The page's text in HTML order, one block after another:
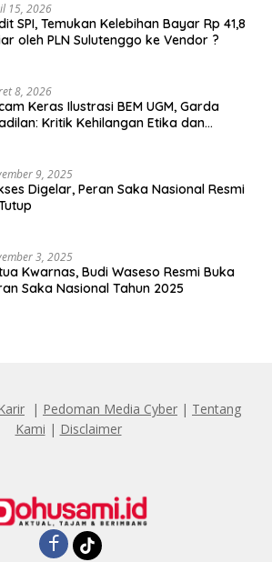
15, 2026
SPI, Temukan Kelebihan Bayar Rp 41,8
oleh PLN Sulutenggo ke Vendor ?
8, 2026
Keras Ilustrasi BEM UGM, Garda
Kritik Kehilangan Etika dan
9, 2025
Digelar, Peran Saka Nasional Resmi
3, 2025
Kwarnas, Budi Waseso Resmi Buka
Saka Nasional Tahun 2025
| Pedoman Media Cyber | Tentang
Kami | Disclaimer